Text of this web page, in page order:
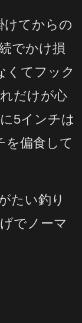
けてからの
でかけ損
くてフック
だけが心
5インチは
を偏食して
たい釣り
でノーマ